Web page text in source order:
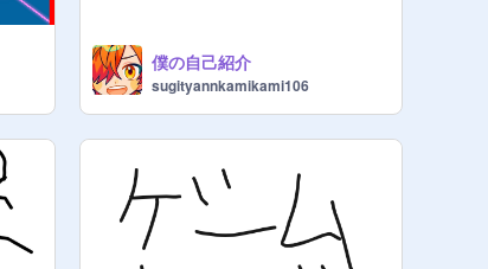
僕の自己紹介
sugityannkamikami106